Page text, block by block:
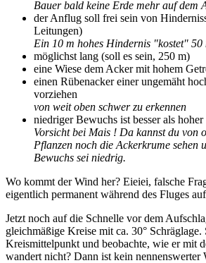
Bauer bald keine Erde mehr auf dem
der Anflug soll frei sein von
Leitungen)
Ein 10 m hohes Hindernis "kostet" 50
möglichst lang (soll es sein, 250 m)
eine Wiese dem Acker mit hohem
einen Rübenacker einer ungemäht
vorziehen
von weit oben schwer zu erkennen
niedriger Bewuchs ist besser als
Vorsicht bei Mais ! Da kannst du von
Pflanzen noch die Ackerkrume sehen
Bewuchs sei niedrig.
Wo kommt der Wind her? Eieiei, falsche
eigentlich permanent während des Fluges
Jetzt noch auf die Schnelle vor dem
gleichmäßige Kreise mit ca. 30° Schräglage.
Kreismittelpunkt und beobachte, wie er mit
wandert nicht? Dann ist kein